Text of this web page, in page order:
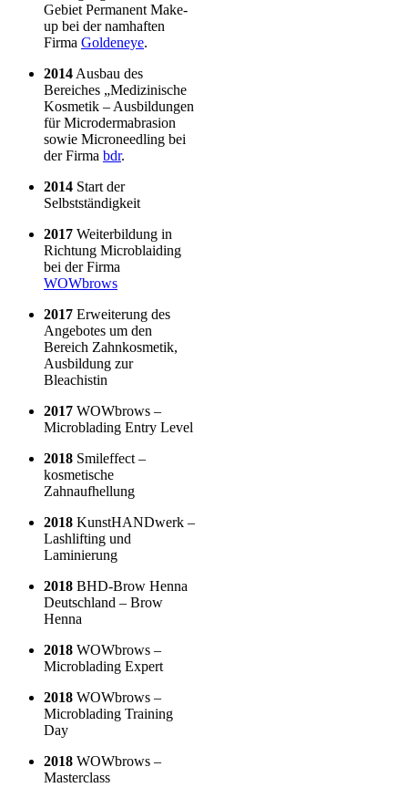
Gebiet Permanent Make-
up bei der namhaften
Firma Goldeneye.
2014 Ausbau des
Bereiches „Medizinische
Kosmetik – Ausbildungen
für Microdermabrasion
sowie Microneedling bei
der Firma bdr.
2014 Start der
Selbstständigkeit
2017 Weiterbildung in
Richtung Microblaiding
bei der Firma
WOWbrows
2017 Erweiterung des
Angebotes um den
Bereich Zahnkosmetik,
Ausbildung zur
Bleachistin
2017 WOWbrows –
Microblading Entry Level
2018 Smileffect –
kosmetische
Zahnaufhellung
2018 KunstHANDwerk –
Lashlifting und
Laminierung
2018 BHD-Brow Henna
Deutschland – Brow
Henna
2018 WOWbrows –
Microblading Expert
2018 WOWbrows –
Microblading Training
Day
2018 WOWbrows –
Masterclass